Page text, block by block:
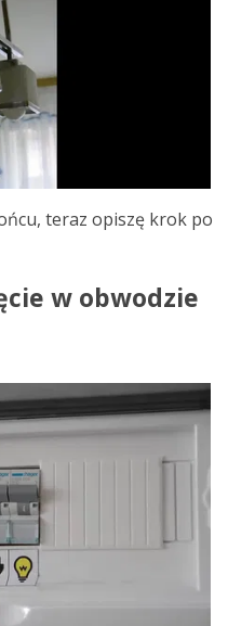
teraz opiszę krok po
w obwodzie